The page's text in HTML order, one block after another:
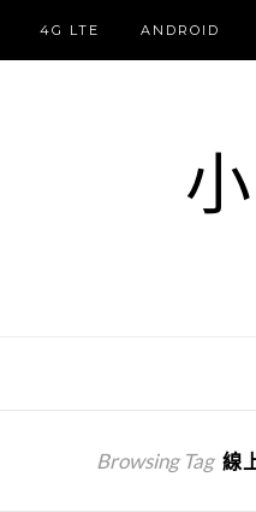
4G LTE ANDROID
Browsing Tag 線